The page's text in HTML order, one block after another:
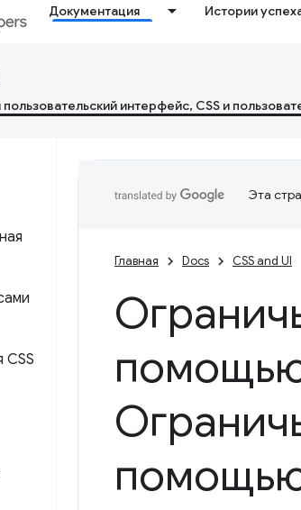
Документация Истории
пользовательский интерфейс, CSS и
CSS
Эта
Главная Docs CSS and UI